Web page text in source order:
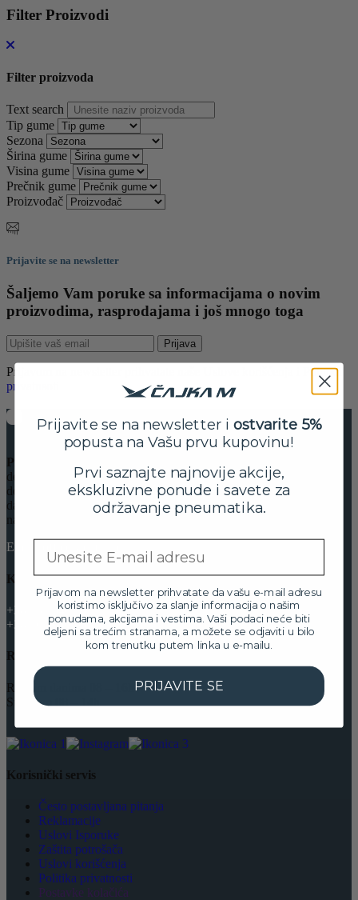
Filter Proizvodi
Filter proizvoda
Text search
Tip gume
Sezona
Širina gume
Visina gume
Prečnik gume
Proizvođač
Prijavite se na newsletter
Šaljemo Vam poruke sa informacijama o novim
proizvodima, rasprodajama i još mnogo toga
Prijava
Prijavom na newsletter prihvatate naše
Uslove korišćenja i Politiku
privatnsoti
Preduzeće “Čajka – M”
delatnost preduzeća jeuvoz i prodaja pneumatikakako na
domaćem tržištu tako i u regionu. Od trenutka osnivanja pa do
danas, beležimo stalni rast obima prodaje, obima poslovanja i broja
naših kupaca
Email: office@cajkam.rs
Kontakt
+381 32 5461 011
+381 63 640 655
Radno vreme:
Radnim danima 08 – 16h
Subotom 08 – 14h
Korisnički servis
Često postavljana pitanja
Reklamacije
Uslovi Isporuke
Zaštita potrošača
Uslovi korišćenja
Politika privatnosti
Postavke kolačića
Prijavite se na newsletter i ostvarite 5%
popusta na Vašu prvu kupovinu!
Prvi saznajte najnovije akcije,
ekskluzivne ponude i savete za
održavanje pneumatika.
Prijavom na newsletter prihvatate da vašu e-mail adresu
koristimo isključivo za slanje informacija o našim
ponudama, akcijama i vestima. Vaši podaci neće biti
deljeni sa trećim stranama, a možete se odjaviti u bilo
kom trenutku putem linka u e-mailu.
PRIJAVITE SE